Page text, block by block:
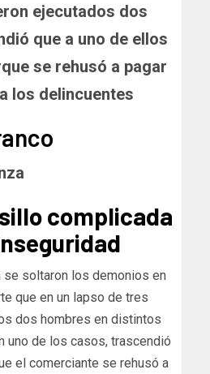
ejecutados dos
que a uno de ellos
se rehusó a pagar
los delincuentes
complicada
se soltaron los demonios en
que en un lapso de tres
dos hombres en distintos
uno de los casos, trascendió
el comerciante se rehusó a